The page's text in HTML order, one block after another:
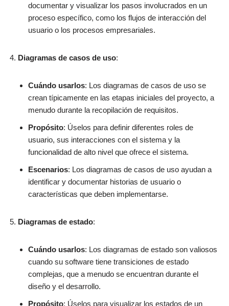
documentar y visualizar los pasos involucrados en un
proceso específico, como los flujos de interacción del
usuario o los procesos empresariales.
Diagramas de casos de uso:
Cuándo usarlos: Los diagramas de casos de uso se
crean típicamente en las etapas iniciales del proyecto, a
menudo durante la recopilación de requisitos.
Propósito: Úselos para definir diferentes roles de
usuario, sus interacciones con el sistema y la
funcionalidad de alto nivel que ofrece el sistema.
Escenarios: Los diagramas de casos de uso ayudan a
identificar y documentar historias de usuario o
características que deben implementarse.
Diagramas de estado:
Cuándo usarlos: Los diagramas de estado son valiosos
cuando su software tiene transiciones de estado
complejas, que a menudo se encuentran durante el
diseño y el desarrollo.
Propósito: Úselos para visualizar los estados de un